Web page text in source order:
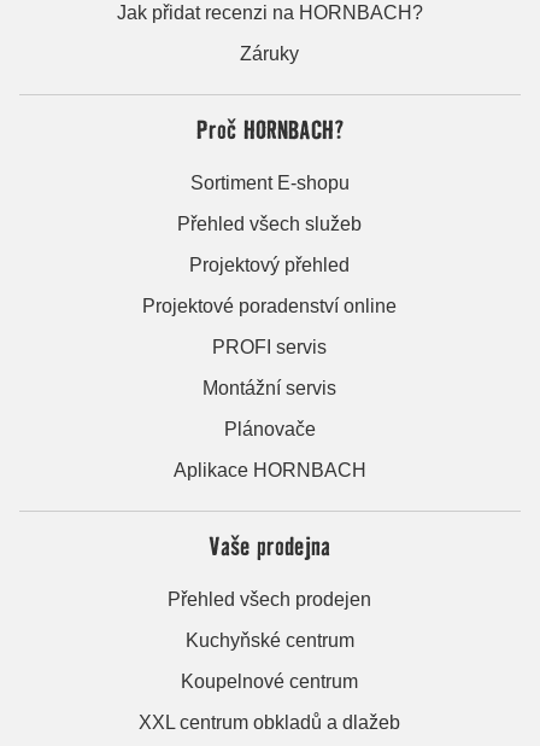
Jak přidat recenzi na HORNBACH?
Záruky
Proč HORNBACH?
Sortiment E-shopu
Přehled všech služeb
Projektový přehled
Projektové poradenství online
PROFI servis
Montážní servis
Plánovače
Aplikace HORNBACH
Vaše prodejna
Přehled všech prodejen
Kuchyňské centrum
Koupelnové centrum
XXL centrum obkladů a dlažeb